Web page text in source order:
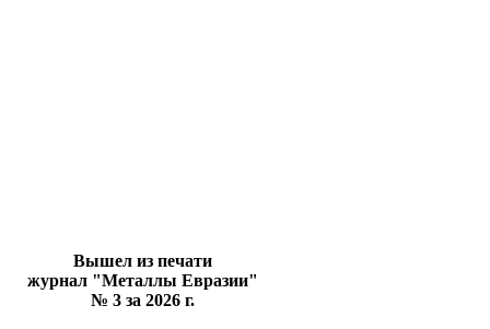
Вышел из печати
журнал "Металлы Евразии"
№ 3 за 2026 г.